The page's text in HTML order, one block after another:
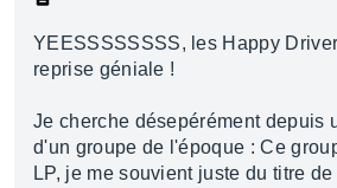
YEESSSSSSSS, les Happy
reprise géniale !
Je cherche désepérément depuis
d'un groupe de l'époque : Ce
LP, je me souvient juste du titre